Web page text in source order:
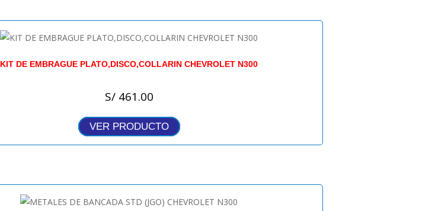
KIT DE EMBRAGUE PLATO,DISCO,COLLARIN CHEVROLET N300
S/461.00
VER PRODUCTO